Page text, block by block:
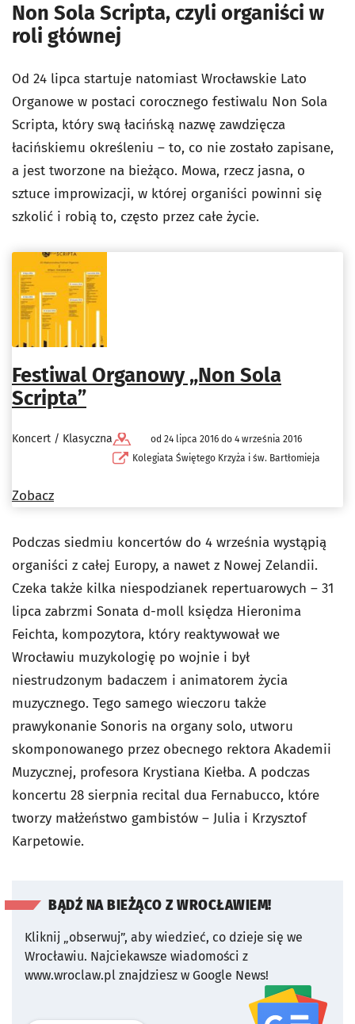
Non Sola Scripta, czyli organiści w
roli głównej
Od 24 lipca startuje natomiast Wrocławskie Lato
Organowe w postaci corocznego festiwalu Non Sola
Scripta, który swą łacińską nazwę zawdzięcza
łacińskiemu określeniu – to, co nie zostało zapisane,
a jest tworzone na bieżąco. Mowa, rzecz jasna, o
sztuce improwizacji, w której organiści powinni się
szkolić i robią to, często przez całe życie.
Festiwal Organowy „Non Sola
Scripta”
Koncert / Klasyczna
od 24 lipca 2016 do 4 września 2016
Kolegiata Świętego Krzyża i św. Bartłomieja
Zobacz
Podczas siedmiu koncertów do 4 września wystąpią
organiści z całej Europy, a nawet z Nowej Zelandii.
Czeka także kilka niespodzianek repertuarowych – 31
lipca zabrzmi Sonata d-moll księdza Hieronima
Feichta, kompozytora, który reaktywował we
Wrocławiu muzykologię po wojnie i był
niestrudzonym badaczem i animatorem życia
muzycznego. Tego samego wieczoru także
prawykonanie Sonoris na organy solo, utworu
skomponowanego przez obecnego rektora Akademii
Muzycznej, profesora Krystiana Kiełba. A podczas
koncertu 28 sierpnia recital dua Fernabucco, które
tworzy małżeństwo gambistów – Julia i Krzysztof
Karpetowie.
BĄDŹ NA BIEŻĄCO Z WROCŁAWIEM!
Kliknij „obserwuj”, aby wiedzieć, co dzieje się we
Wrocławiu. Najciekawsze wiadomości z
www.wroclaw.pl znajdziesz w Google News!